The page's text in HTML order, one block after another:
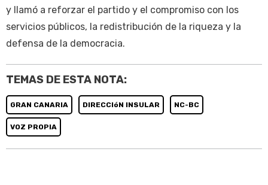
y llamó a reforzar el partido y el compromiso con los
servicios públicos, la redistribución de la riqueza y la
defensa de la democracia.
TEMAS DE ESTA NOTA:
GRAN CANARIA DIRECCIóN INSULAR NC-BC
VOZ PROPIA